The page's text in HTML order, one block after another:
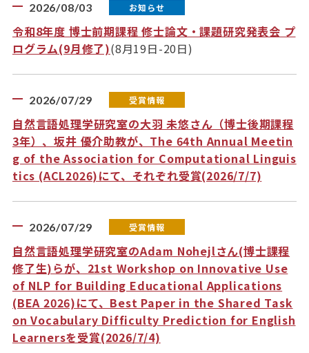
2026/08/03 お知らせ
令和8年度 博士前期課程 修士論文・課題研究発表会 プ
ログラム(9月修了)(8月19日-20日)
2026/07/29 受賞情報
自然言語処理学研究室の大羽 未悠さん（博士後期課程
3年）、坂井 優介助教が、The 64th Annual Meetin
g of the Association for Computational Linguis
tics (ACL2026)にて、それぞれ受賞(2026/7/7)
2026/07/29 受賞情報
自然言語処理学研究室のAdam Nohejlさん(博士課程
修了生)らが、21st Workshop on Innovative Use
of NLP for Building Educational Applications
(BEA 2026)にて、Best Paper in the Shared Task
on Vocabulary Difficulty Prediction for English
Learnersを受賞(2026/7/4)